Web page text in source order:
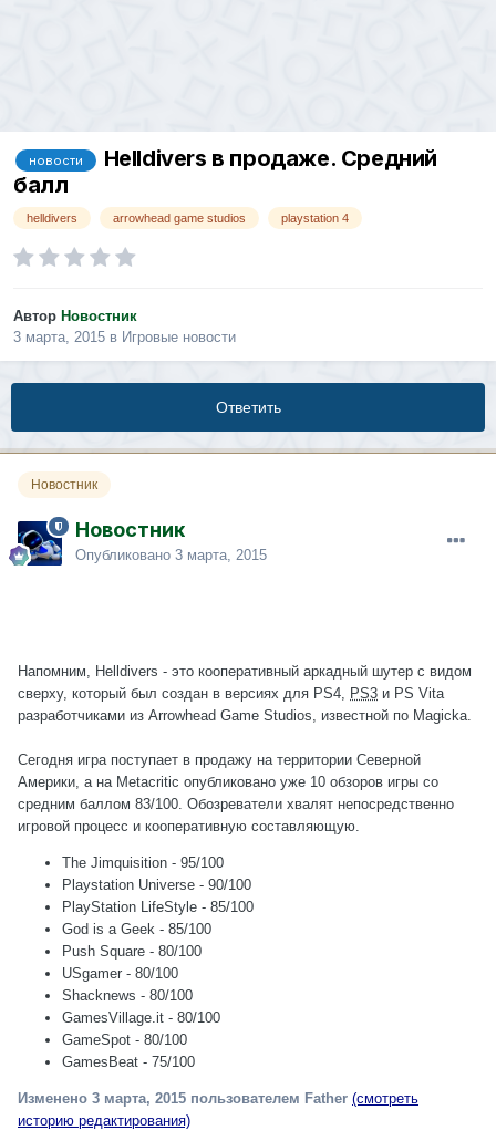
новости
Helldivers в продаже. Средний
балл
helldivers arrowhead game studios playstation 4
Автор Новостник
3 марта, 2015 в Игровые новости
Ответить
Новостник
Новостник
Опубликовано 3 марта, 2015
Напомним, Helldivers - это кооперативный аркадный шутер с видом
сверху, который был создан в версиях для PS4, PS3 и PS Vita
разработчиками из Arrowhead Game Studios, известной по Magicka.
Сегодня игра поступает в продажу на территории Северной
Америки, а на Metacritic опубликовано уже 10 обзоров игры со
средним баллом 83/100. Обозреватели хвалят непосредственно
игровой процесс и кооперативную составляющую.
The Jimquisition - 95/100
Playstation Universe - 90/100
PlayStation LifeStyle - 85/100
God is a Geek - 85/100
Push Square - 80/100
USgamer - 80/100
Shacknews - 80/100
GamesVillage.it - 80/100
GameSpot - 80/100
GamesBeat - 75/100
Изменено 3 марта, 2015 пользователем Father (смотреть
историю редактирования)